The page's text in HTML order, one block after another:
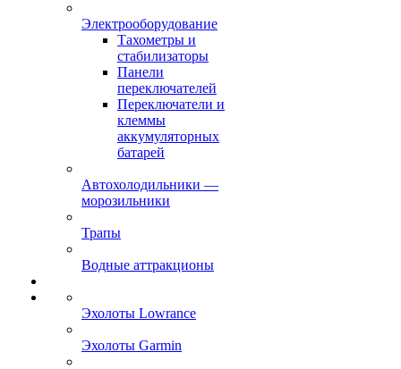
Электрооборудование
Тахометры и
стабилизаторы
Панели
переключателей
Переключатели и
клеммы
аккумуляторных
батарей
Автохолодильники —
морозильники
Трапы
Водные аттракционы
Эхолоты Lowrance
Эхолоты Garmin